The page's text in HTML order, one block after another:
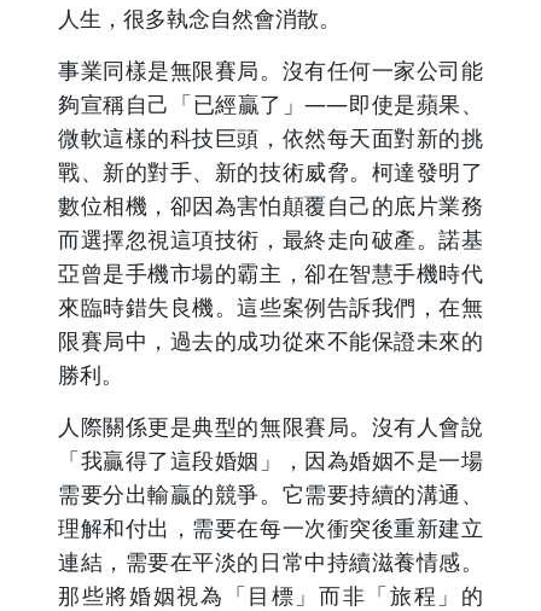
人生，很多執念自然會消散。
事業同樣是無限賽局。沒有任何一家公司能
夠宣稱自己「已經贏了」——即使是蘋果、
微軟這樣的科技巨頭，依然每天面對新的挑
戰、新的對手、新的技術威脅。柯達發明了
數位相機，卻因為害怕顛覆自己的底片業務
而選擇忽視這項技術，最終走向破產。諾基
亞曾是手機市場的霸主，卻在智慧手機時代
來臨時錯失良機。這些案例告訴我們，在無
限賽局中，過去的成功從來不能保證未來的
勝利。
人際關係更是典型的無限賽局。沒有人會說
「我贏得了這段婚姻」，因為婚姻不是一場
需要分出輸贏的競爭。它需要持續的溝通、
理解和付出，需要在每一次衝突後重新建立
連結，需要在平淡的日常中持續滋養情感。
那些將婚姻視為「目標」而非「旅程」的